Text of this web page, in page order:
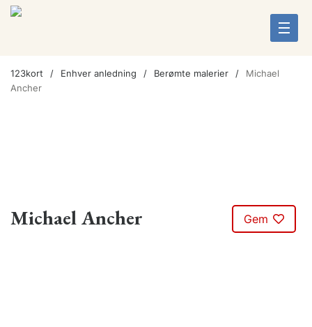
123kort Enhver anledning Berømte malerier
Michael
Ancher
Michael Ancher Gem